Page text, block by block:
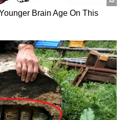
ಸದಸ್ಯರ
ಪತ್ರಿಕೋದ್ಯಮಕ್ಕೆ
ಅದ್ಭುತ ಮತ್ತು
ಮನಸ್ಸಿನಲ್ಲಿ ತಳಮಳ
ಮಾಡಿದ ಉಂಡೆಗಳನ್ನು
ಇದರಿಂದ ಇಡೀ ದಿನ
ಆರೋಗ್ಯದ ಬಗ್ಗೆ